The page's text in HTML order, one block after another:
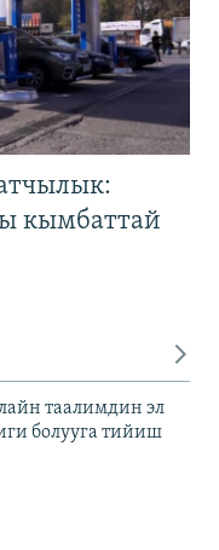
кымбаттай
таалимдин эл
болууга тийиш